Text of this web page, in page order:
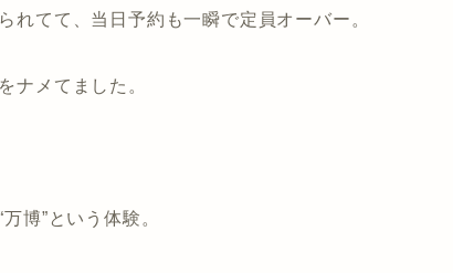
れてて、当日予約も一瞬で定員オーバー。
ナメてました。
博”という体験。